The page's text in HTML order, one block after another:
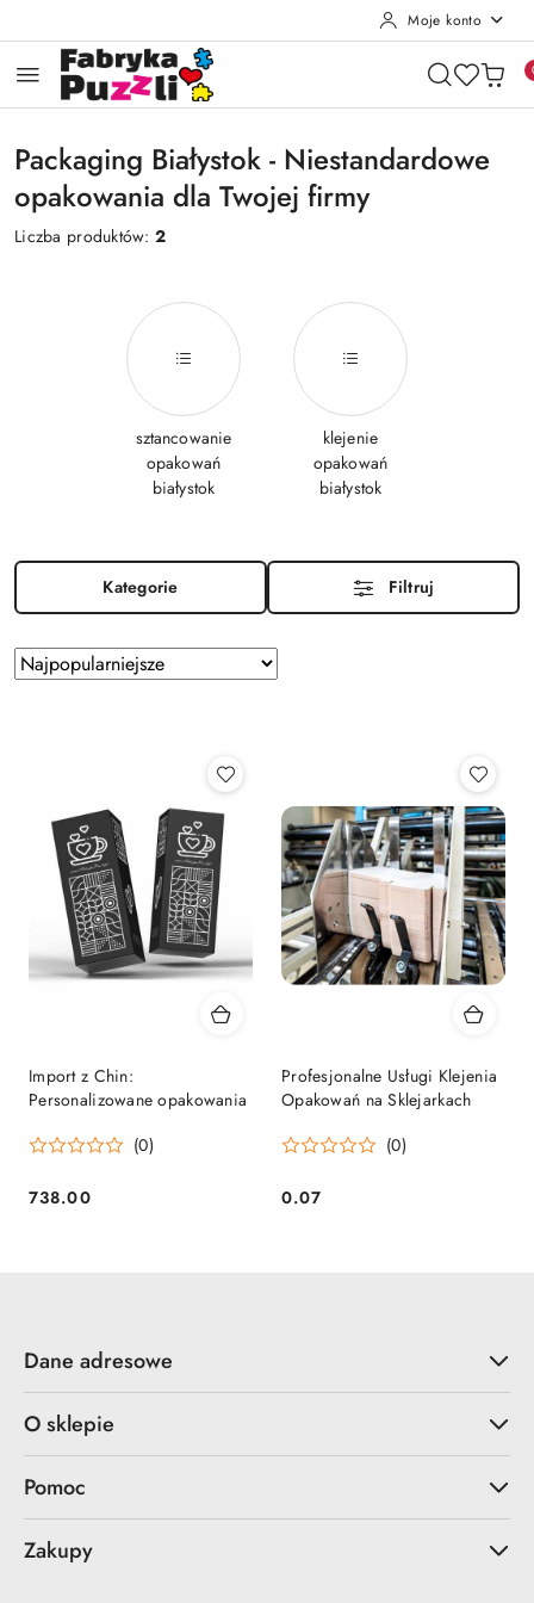
Moje konto
Packaging Białystok - Niestandardowe
opakowania dla Twojej firmy
Liczba produktów:2
sztancowanie
opakowań
białystok
klejenie
opakowań
białystok
Kategorie Filtruj
Zastosowano
sortowanie:
Sortuj
według
Import z Chin:
Personalizowane opakowania
(0)
Cena:
738.00
Profesjonalne Usługi Klejenia
Opakowań na Sklejarkach
(0)
Cena:
0.07
Dane adresowe
O sklepie
Pomoc
Zakupy